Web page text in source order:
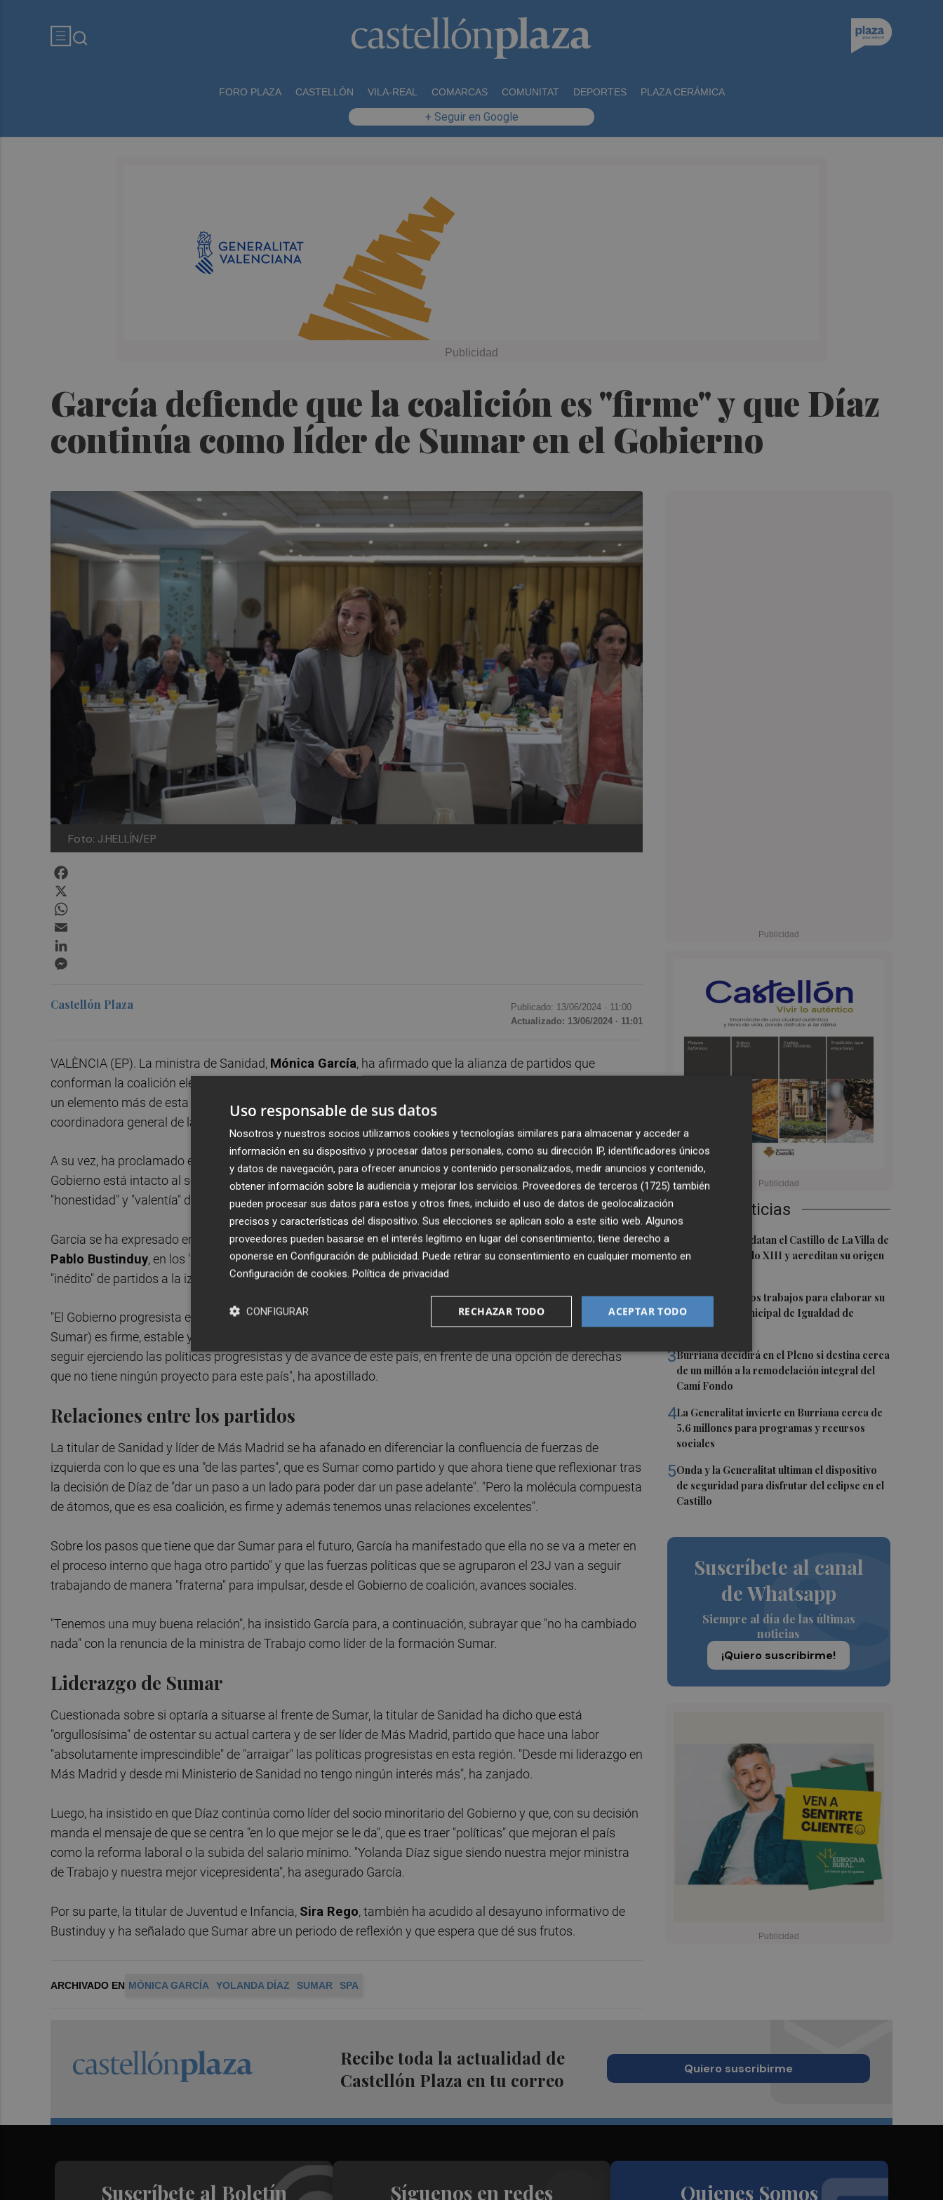
FORO PLAZA CASTELLÓN VILA-REAL COMARCAS COMUNITAT DEPORTES PLAZA CERÁMICA
+ Seguir en Google
García defiende que la coalición es "firme" y que Díaz
continúa como líder de Sumar en el Gobierno
Foto: J.HELLÍN/EP
Últimas Noticias
1
Investigadores datan el Castillo de La Villa de
El Toro en el siglo XIII y acreditan su origen
2Vila-real inicia los trabajos para elaborar su
primer Plan Municipal de Igualdad de
Oportunidades
3Burriana decidirá en el Pleno si destina cerca
de un millón a la remodelación integral del
Camí Fondo
4La Generalitat invierte en Burriana cerca de
5,6 millones para programas y recursos
sociales
5Onda y la Generalitat ultiman el dispositivo
de seguridad para disfrutar del eclipse en el
Castillo
Suscríbete al canal
de Whatsapp
Siempre al día de las últimas
noticias
¡Quiero suscribirme!
Castellón Plaza Publicado: 13/06/2024 · 11:00
Actualizado: 13/06/2024 · 11:01
VALÈNCIA (EP). La ministra de Sanidad, Mónica García, ha afirmado que la alianza de partidos que
conforman la coalición electoral en torno a Sumar sigue "firme" y "estable", dado que esta formación que es
un elemento más de esta confluencia afronta su reflexión interna tras la renuncia de
coordinadora general de la formación.
A su vez, ha proclamado el apoyo a la vicepresidenta segunda, cuyo liderazgo en el socio minoritario del
Gobierno está intacto al ser la "mejor ministra de Trabajo". Es más, ha añadido que se tiene que "alabar" su
"honestidad" y "valentía" de asumir responsabilidades tras el mal resultado de las elecciones europeas.
García se ha expresado en estos términos tras asistir a la intervención del ministro de Derechos Sociales,
Pablo Bustinduy, en los 'Desayunos Informativos deEuropa Press', para asegurar que el frente amplio
"inédito" de partidos a la izquierda del PSOE que se forjó en las elecciones generales del 23J sigue estable.
"El Gobierno progresista es ahora mismo una prioridad (...) Y la coalición (electoral de partidos en torno a
Sumar) es firme, estable y robusta. El gobierno va a seguir ejerciendo para lo que nos votaron, que es para
seguir ejerciendo las políticas progresistas y de avance de este país, en frente de una opción de derechas
que no tiene ningún proyecto para este país", ha apostillado.
Relaciones entre los partidos
La titular de Sanidad y líder de Más Madrid se ha afanado en diferenciar la confluencia de fuerzas de
izquierda con lo que es una "de las partes", que es Sumar como partido y que ahora tiene que reflexionar tras
la decisión de Díaz de "dar un paso a un lado para poder dar un pase adelante". "Pero la molécula compuesta
de átomos, que es esa coalición, es firme y además tenemos unas relaciones excelentes".
Sobre los pasos que tiene que dar Sumar para el futuro, García ha manifestado que ella no se va a meter en
el proceso interno que haga otro partido" y que las fuerzas políticas que se agruparon el 23J van a seguir
trabajando de manera "fraterna" para impulsar, desde el Gobierno de coalición, avances sociales.
"Tenemos una muy buena relación", ha insistido García para, a continuación, subrayar que "no ha cambiado
nada" con la renuncia de la ministra de Trabajo como líder de la formación Sumar.
Liderazgo de Sumar
Cuestionada sobre si optaría a situarse al frente de Sumar, la titular de Sanidad ha dicho que está
"orgullosísima" de ostentar su actual cartera y de ser líder de Más Madrid, partido que hace una labor
"absolutamente imprescindible" de "arraigar" las políticas progresistas en esta región. "Desde mi liderazgo en
Más Madrid y desde mi Ministerio de Sanidad no tengo ningún interés más", ha zanjado.
Luego, ha insistido en que Díaz continúa como líder del socio minoritario del Gobierno y que, con su decisión
manda el mensaje de que se centra "en lo que mejor se le da", que es traer "políticas" que mejoran el país
como la reforma laboral o la subida del salario mínimo. "Yolanda Díaz sigue siendo nuestra mejor ministra
de Trabajo y nuestra mejor vicepresidenta", ha asegurado García.
Por su parte, la titular de Juventud e Infancia, Sira Rego, también ha acudido al desayuno informativo de
Bustinduy y ha señalado que Sumar abre un periodo de reflexión y que espera que dé sus frutos.
ARCHIVADO EN MÓNICA GARCÍA YOLANDA DÍAZ SUMAR SPA
Recibe toda la actualidad de
Castellón Plaza en tu correo
Quiero suscribirme
Suscríbete al Boletín Síguenos en redes Quienes Somos
Uso responsable de sus datos
Nosotros y nuestros socios utilizamos cookies y tecnologías similares para almacenar y acceder a
información en su dispositivo y procesar datos personales, como su dirección IP, identificadores únicos
y datos de navegación, para ofrecer anuncios y contenido personalizados, medir anuncios y contenido,
obtener información sobre la audiencia y mejorar los servicios. Proveedores de terceros (1725) también
pueden procesar sus datos para estos y otros fines, incluido el uso de datos de geolocalización
precisos y características del dispositivo. Sus elecciones se aplican solo a este sitio web. Algunos
proveedores pueden basarse en el interés legítimo en lugar del consentimiento; tiene derecho a
oponerse en Configuración de publicidad. Puede retirar su consentimiento en cualquier momento en
Configuración de cookies. Política de privacidad
ACEPTAR TODO
RECHAZAR TODO
CONFIGURAR